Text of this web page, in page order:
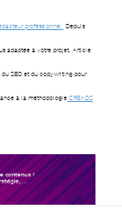
professionnel. Depuis
adaptée à votre projet. Article
SEO et du copywriting pour
à la méthodologieCREADS